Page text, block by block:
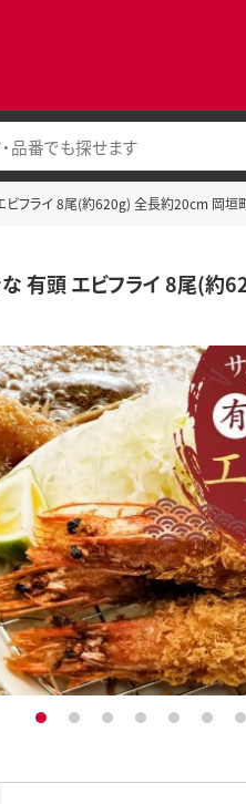
ビフライ 8尾(約620g) 全長約20cm 岡垣
な 有頭 エビフライ 8尾(
1 2 3 4 5 6 7